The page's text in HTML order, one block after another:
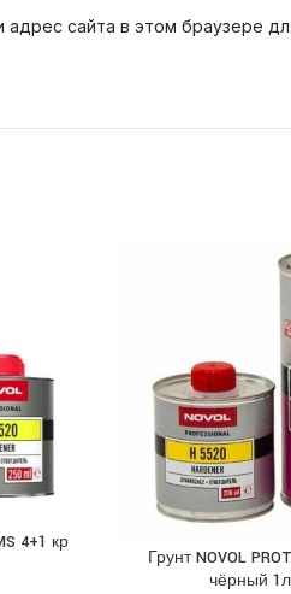
адрес сайта в этом браузере
4+1 кр
ПОДРОБНЕЕ
Грунт NOVOL
чёрный